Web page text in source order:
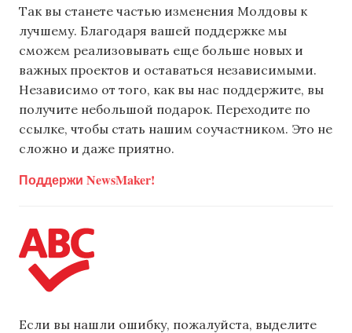
Так вы станете частью изменения Молдовы к
лучшему. Благодаря вашей поддержке мы
сможем реализовывать еще больше новых и
важных проектов и оставаться независимыми.
Независимо от того, как вы нас поддержите, вы
получите небольшой подарок. Переходите по
ссылке, чтобы стать нашим соучастником. Это не
сложно и даже приятно.
Поддержи NewsMaker!
Если вы нашли ошибку, пожалуйста, выделите